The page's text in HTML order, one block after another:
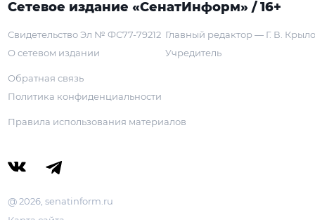
Сетевое издание «СенатИнформ» / 16+
Свидетельство Эл № ФС77-79212
О сетевом издании
Главный редактор — Г. В.
Учредитель
Обратная связь
Политика конфиденциальности
Правила использования материалов
@ 2026, senatinform.ru